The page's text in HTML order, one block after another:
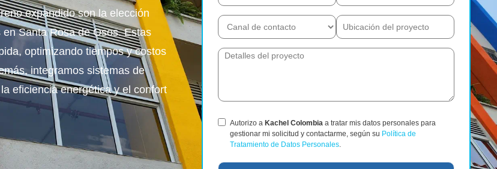
expandido son la elección
Santa Rosa de Osos. Estas
optimizando tiempos y costos
integramos sistemas de
eficiencia energética y el confort
Autorizo a Kachel Colombia a tratar mis datos personales para
gestionar mi solicitud y contactarme, según su Política de
Tratamiento de Datos Personales.